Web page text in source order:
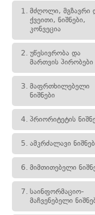
1. მძღოლი, მგზავრი
ქვეითი, ნიშნები,
კონვეცია
2. უწესივრობა და
მართვის პირობები
3. მაფრთხილებელი
ნიშნები
4. პრიორიტეტის
5. ამკრძალავი
6. მიმთითებელი
7. საინფორმაციო-
მაჩვენებელი